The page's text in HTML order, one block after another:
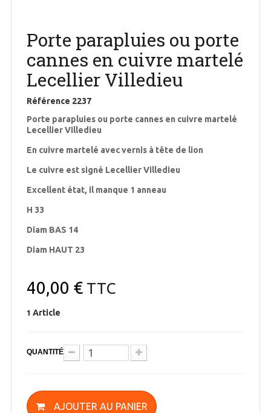
Porte parapluies ou porte
cannes en cuivre martelé
Lecellier Villedieu
Référence 2237
Porte parapluies ou porte cannes en cuivre martelé
Lecellier Villedieu
En cuivre martelé avec vernis à tête de lion
Le cuivre est signé Lecellier Villedieu
Excellent état, il manque 1 anneau
H 33
Diam BAS 14
Diam HAUT 23
40,00 €TTC
1 Article
QUANTITÉ
AJOUTER AU PANIER